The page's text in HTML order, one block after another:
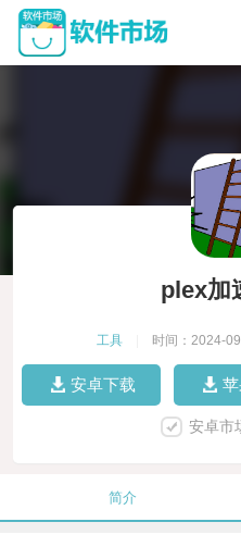
plex加
工具 时间：2024-
安卓下载
安卓市
简介